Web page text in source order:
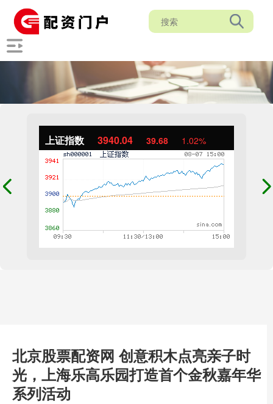
上证指数 3940.04 39.68 1.02%
北京股票配资网 创意积木点亮亲子时
光，上海乐高乐园打造首个金秋嘉年华
系列活动